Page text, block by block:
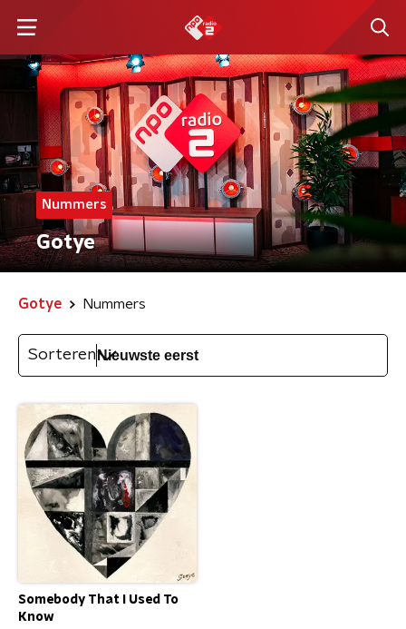
Nummers
Gotye
Gotye Nummers
Sorteren
Somebody That I Used To
Know